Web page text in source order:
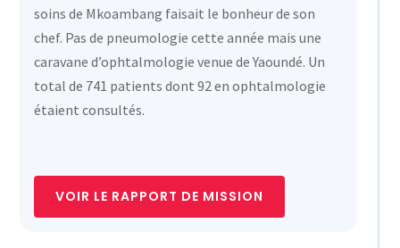
soins de Mkoambang faisait le bonheur de son
chef. Pas de pneumologie cette année mais une
caravane d’ophtalmologie venue de Yaoundé. Un
total de 741 patients dont 92 en ophtalmologie
étaient consultés.
VOIR LE RAPPORT DE MISSION